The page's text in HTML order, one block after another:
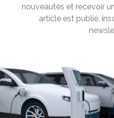
← Revenir aux actualités
MOBILITÉ
ENVIROPRO
Rédigé par Philippe Schwoerer
0 commentaires
nouveautés et recevoir
article est publié,